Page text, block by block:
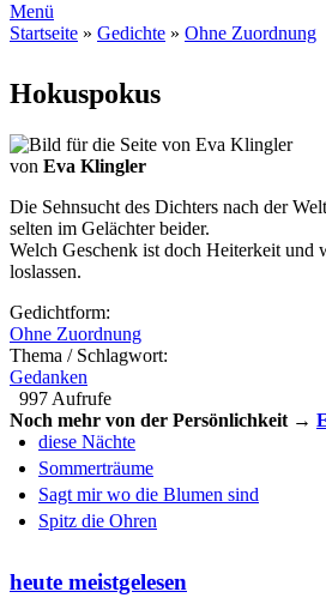
Menü
Startseite » Gedichte » Ohne Zuordnung
Hokuspokus
von Eva Klingler
Die Sehnsucht des Dichters nach der
selten im Gelächter beider.
Welch Geschenk ist doch Heiterkeit und
loslassen.
Gedichtform:
Ohne Zuordnung
Thema / Schlagwort:
Gedanken
997 Aufrufe
Noch mehr von der Persönlichkeit →
diese Nächte
Sommerträume
Sagt mir wo die Blumen sind
Spitz die Ohren
heute meistgelesen